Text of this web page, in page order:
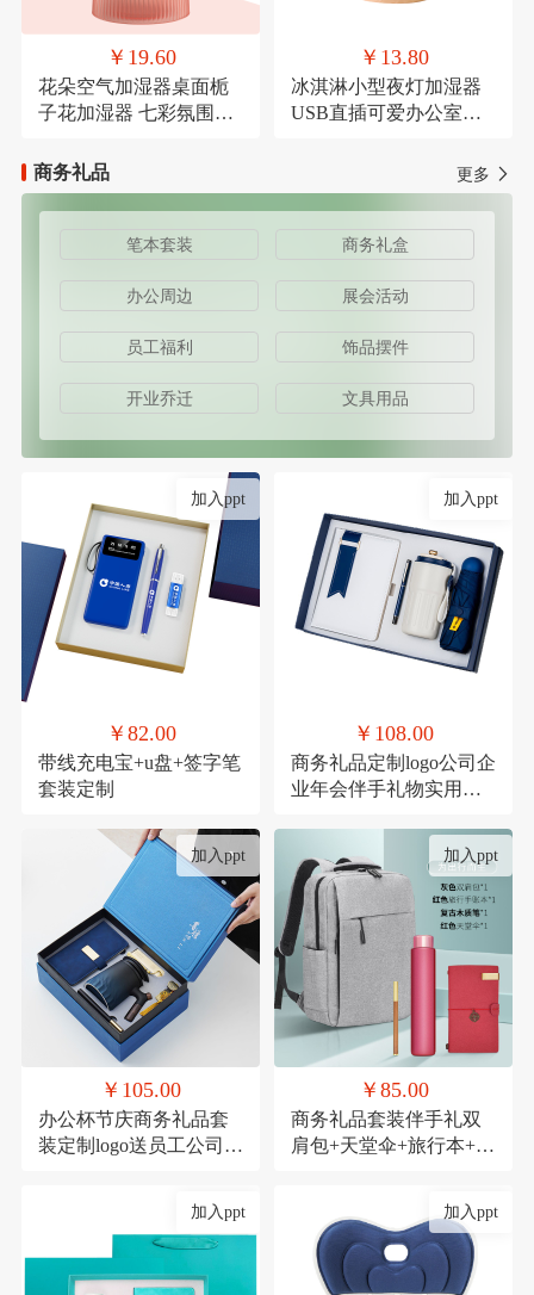
￥19.60
花朵空气加湿器桌面栀
子花加湿器 七彩氛围灯
￥13.80
冰淇淋小型夜灯加湿器
USB直插可爱办公室桌
商务礼品
更多
笔本套装 商务礼盒
办公周边 展会活动
员工福利 饰品摆件
开业乔迁 文具用品
加入ppt
￥82.00
带线充电宝+u盘+签字笔
套装定制
加入ppt
￥108.00
商务礼品定制logo公司企
业年会伴手礼物实用高
加入ppt
￥105.00
办公杯节庆商务礼品套
装定制logo送员工公司周
加入ppt
￥85.00
商务礼品套装伴手礼双
肩包+天堂伞+旅行本+木
加入ppt 加入ppt